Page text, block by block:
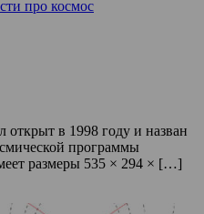
про космос
в 1998 году и назван
программы
размеры 535 × 294 × […]